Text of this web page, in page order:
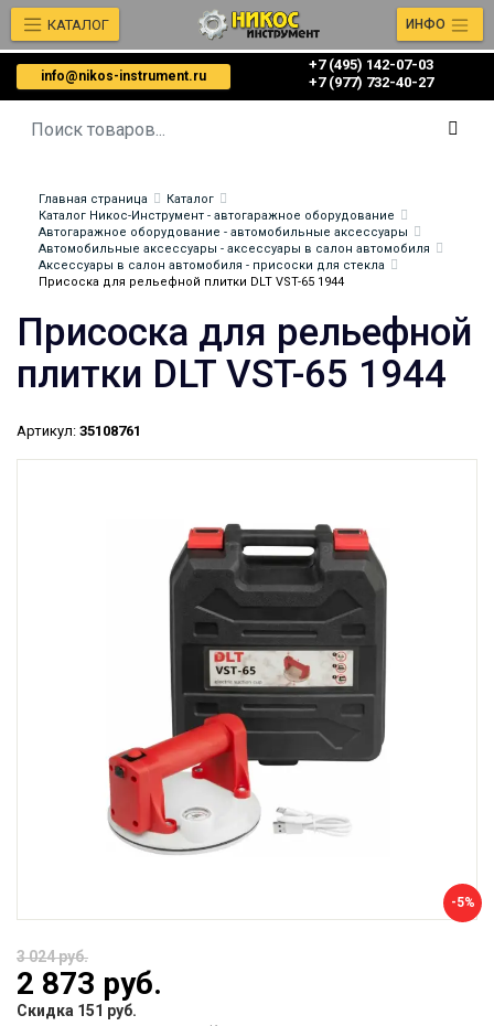
info@nikos-instrument.ru
+7 (495) 142-07-03
‎‎+7 (977) 732-40-27
КАТАЛОГ ИНФО
Главная страница
Каталог
Каталог Никос-Инструмент - автогаражное оборудование
Автогаражное оборудование - автомобильные аксессуары
Автомобильные аксессуары - аксессуары в салон автомобиля
Аксессуары в салон автомобиля - присоски для стекла
Присоска для рельефной плитки DLT VST-65 1944
Присоска для рельефной
плитки DLT VST-65 1944
Артикул: 35108761
-5%
3 024 руб.
2 873 руб.
Скидка 151 руб.